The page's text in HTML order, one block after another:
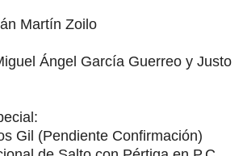
Martín Zoilo
Ángel García Guerreo y Justo
Gil (Pendiente Confirmación)